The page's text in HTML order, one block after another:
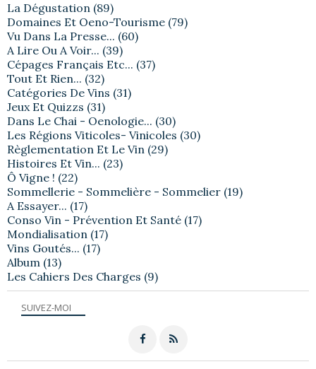
SUIVEZ-MOI
La Dégustation (89)
Domaines Et Oeno-Tourisme (79)
Vu Dans La Presse... (60)
A Lire Ou A Voir... (39)
Cépages Français Etc... (37)
Tout Et Rien... (32)
Catégories De Vins (31)
Jeux Et Quizzs (31)
Dans Le Chai - Oenologie... (30)
Les Régions Viticoles- Vinicoles (30)
Règlementation Et Le Vin (29)
Histoires Et Vin... (23)
Ô Vigne ! (22)
Sommellerie - Sommelière - Sommelier (19)
A Essayer... (17)
Conso Vin - Prévention Et Santé (17)
Mondialisation (17)
Vins Goutés... (17)
Album (13)
Les Cahiers Des Charges (9)